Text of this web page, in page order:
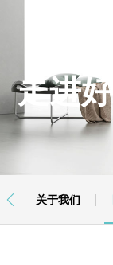
好勒空间
荣誉资质
走进好
关于我们
